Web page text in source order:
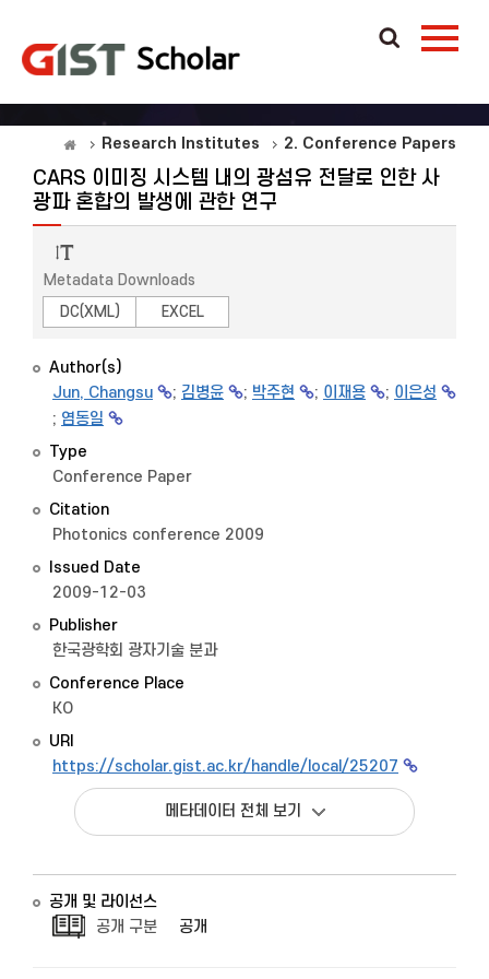
Research Institutes 2. Conference Papers
CARS 이미징 시스템 내의 광섬유 전달로 인한 사
광파 혼합의 발생에 관한 연구
Metadata Downloads
DC(XML)
EXCEL
Author(s)
Jun, Changsu
; 김병윤 ; 박주현 ; 이재용 ; 이은성
; 염동일
Type
Conference Paper
Citation
Photonics conference 2009
Issued Date
2009-12-03
Publisher
한국광학회 광자기술 분과
Conference Place
KO
URI
https://scholar.gist.ac.kr/handle/local/25207
메타데이터 전체 보기
공개 및 라이선스
공개 구분
공개